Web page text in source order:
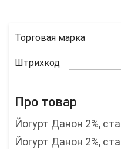
Торговая марка
Штрихкод
Про товар
Йогурт Данон 2%,
Йогурт Данон 2%,